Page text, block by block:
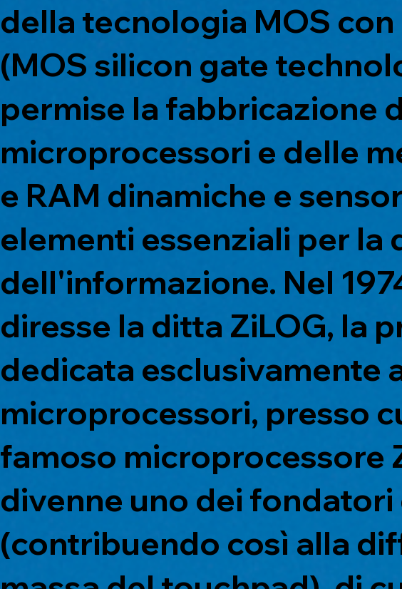
della tecnologia MOS
(MOS silicon gate
permise la fabbricazione
microprocessori e delle
e RAM dinamiche e
elementi essenziali per la
dell'informazione. Nel
diresse la ditta ZiLOG, la
dedicata esclusivamente
microprocessori, presso
famoso microprocessore
divenne uno dei
(contribuendo così alla